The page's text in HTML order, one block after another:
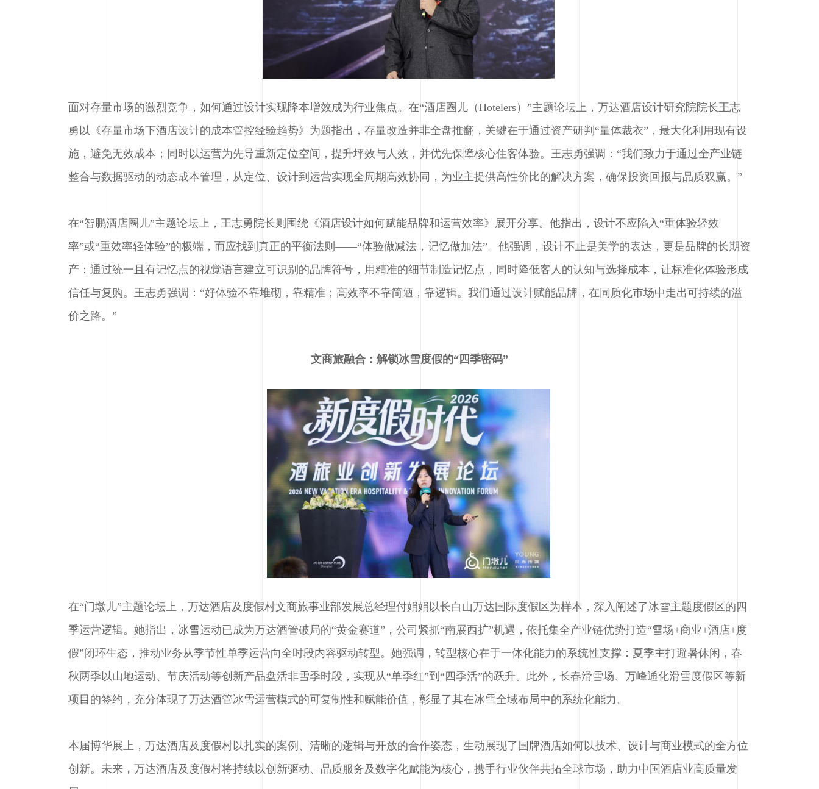
面对存量市场的激烈竞争，如何通过设计实现降本增效成为行业焦点。在“酒店圈儿（Hotelers）”主题论坛上，万达酒店设计研究院院长王志
勇以《存量市场下酒店设计的成本管控经验趋势》为题指出，存量改造并非全盘推翻，关键在于通过资产研判“量体裁衣”，最大化利用现有设
施，避免无效成本；同时以运营为先导重新定位空间，提升坪效与人效，并优先保障核心住客体验。王志勇强调：“我们致力于通过全产业链
整合与数据驱动的动态成本管理，从定位、设计到运营实现全周期高效协同，为业主提供高性价比的解决方案，确保投资回报与品质双赢。”
在“智鹏酒店圈儿”主题论坛上，王志勇院长则围绕《酒店设计如何赋能品牌和运营效率》展开分享。他指出，设计不应陷入“重体验轻效
率”或“重效率轻体验”的极端，而应找到真正的平衡法则——“体验做减法，记忆做加法”。他强调，设计不止是美学的表达，更是品牌的长期资
产：通过统一且有记忆点的视觉语言建立可识别的品牌符号，用精准的细节制造记忆点，同时降低客人的认知与选择成本，让标准化体验形成
信任与复购。王志勇强调：“好体验不靠堆砌，靠精准；高效率不靠简陋，靠逻辑。我们通过设计赋能品牌，在同质化市场中走出可持续的溢
价之路。”
文商旅融合：解锁冰雪度假的“四季密码”
在“门墩儿”主题论坛上，万达酒店及度假村文商旅事业部发展总经理付娟娟以长白山万达国际度假区为样本，深入阐述了冰雪主题度假区的四
季运营逻辑。她指出，冰雪运动已成为万达酒管破局的“黄金赛道”，公司紧抓“南展西扩”机遇，依托集全产业链优势打造“雪场+商业+酒店+度
假”闭环生态，推动业务从季节性单季运营向全时段内容驱动转型。她强调，转型核心在于一体化能力的系统性支撑：夏季主打避暑休闲，春
秋两季以山地运动、节庆活动等创新产品盘活非雪季时段，实现从“单季红”到“四季活”的跃升。此外，长春滑雪场、万峰通化滑雪度假区等新
项目的签约，充分体现了万达酒管冰雪运营模式的可复制性和赋能价值，彰显了其在冰雪全域布局中的系统化能力。
本届博华展上，万达酒店及度假村以扎实的案例、清晰的逻辑与开放的合作姿态，生动展现了国牌酒店如何以技术、设计与商业模式的全方位
创新。未来，万达酒店及度假村将持续以创新驱动、品质服务及数字化赋能为核心，携手行业伙伴共拓全球市场，助力中国酒店业高质量发